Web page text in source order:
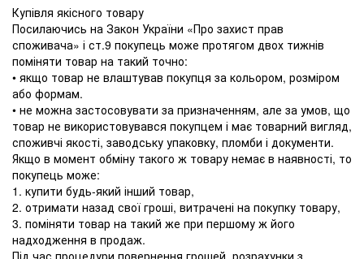
Купівля якісного товару
Посилаючись на Закон України «Про захист прав
споживача» і ст.9 покупець може протягом двох тижнів
поміняти товар на такий точно:
• якщо товар не влаштував покупця за кольором, розміром
або формам.
• не можна застосовувати за призначенням, але за умов, що
товар не використовувався покупцем і має товарний вигляд,
споживчі якості, заводську упаковку, пломби і документи.
Якщо в момент обміну такого ж товару немає в наявності, то
покупець може:
1. купити будь-який інший товар,
2. отримати назад свої гроші, витрачені на покупку товару,
3. поміняти товар на такий же при першому ж його
надходження в продаж.